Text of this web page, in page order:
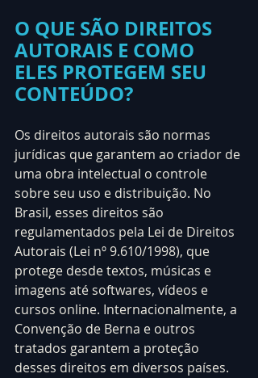
O QUE SÃO DIREITOS
AUTORAIS E COMO
ELES PROTEGEM SEU
CONTEÚDO?
Os direitos autorais são normas
jurídicas que garantem ao criador de
uma obra intelectual o controle
sobre seu uso e distribuição. No
Brasil, esses direitos são
regulamentados pela Lei de Direitos
Autorais (Lei nº 9.610/1998), que
protege desde textos, músicas e
imagens até softwares, vídeos e
cursos online. Internacionalmente, a
Convenção de Berna e outros
tratados garantem a proteção
desses direitos em diversos países.